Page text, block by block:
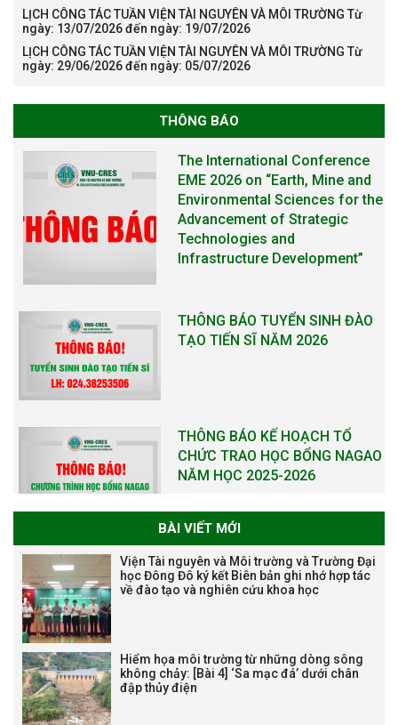
LỊCH CÔNG TÁC TUẦN VIỆN TÀI NGUYÊN VÀ MÔI TRƯỜNG Từ
ngày: 13/07/2026 đến ngày: 19/07/2026
LỊCH CÔNG TÁC TUẦN VIỆN TÀI NGUYÊN VÀ MÔI TRƯỜNG Từ
ngày: 29/06/2026 đến ngày: 05/07/2026
THÔNG BÁO
The International Conference
EME 2026 on “Earth, Mine and
Environmental Sciences for the
Advancement of Strategic
Technologies and
Infrastructure Development”
THÔNG BÁO TUYỂN SINH ĐÀO
TẠO TIẾN SĨ NĂM 2026
THÔNG BÁO KẾ HOẠCH TỔ
CHỨC TRAO HỌC BỔNG NAGAO
NĂM HỌC 2025-2026
THƯ CẢM ƠN LỄ KỶ NIỆM 40
NĂM XÂY DỰNG VÀ PHÁT TRIỂN
VIỆN (1985-2025) VÀ ĐÓN
BÀI VIẾT MỚI
Viện Tài nguyên và Môi trường và Trường Đại
học Đông Đô ký kết Biên bản ghi nhớ hợp tác
về đào tạo và nghiên cứu khoa học
Hiểm họa môi trường từ những dòng sông
không chảy: [Bài 4] ‘Sa mạc đá’ dưới chân
đập thủy điện